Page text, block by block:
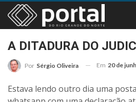
A DITADURA DO
Por Sérgio Oliveira Em 20 de
Estava lendo outro dia uma